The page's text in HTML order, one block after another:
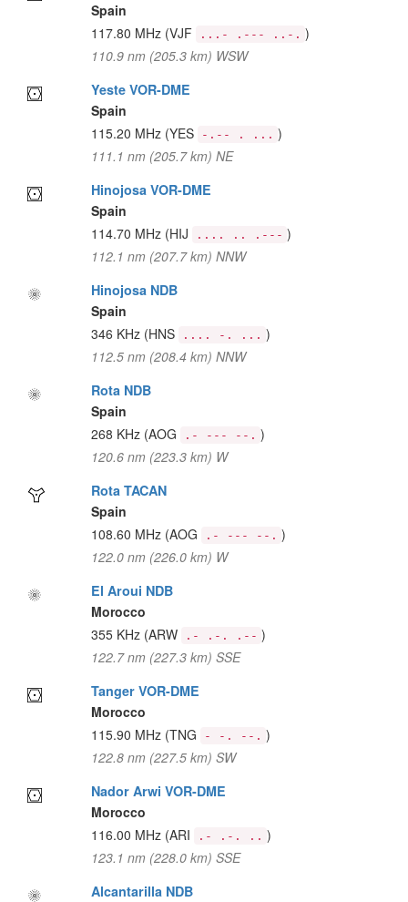
Spain
117.80 MHz (VJF ...- .--- ..-. )
110.9 nm (205.3 km) WSW
Yeste VOR-DME
Spain
115.20 MHz (YES -.-- . ... )
111.1 nm (205.7 km) NE
Hinojosa VOR-DME
Spain
114.70 MHz (HIJ .... .. .--- )
112.1 nm (207.7 km) NNW
Hinojosa NDB
Spain
346 KHz (HNS .... -. ... )
112.5 nm (208.4 km) NNW
Rota NDB
Spain
268 KHz (AOG .- --- --. )
120.6 nm (223.3 km) W
Rota TACAN
Spain
108.60 MHz (AOG .- --- --. )
122.0 nm (226.0 km) W
El Aroui NDB
Morocco
355 KHz (ARW .- .-. .-- )
122.7 nm (227.3 km) SSE
Tanger VOR-DME
Morocco
115.90 MHz (TNG - -. --. )
122.8 nm (227.5 km) SW
Nador Arwi VOR-DME
Morocco
116.00 MHz (ARI .- .-. .. )
123.1 nm (228.0 km) SSE
Alcantarilla NDB